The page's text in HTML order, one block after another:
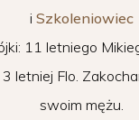
i Szkoleniowiec
11 letniego
3 letniej Flo.
swoim mężu.